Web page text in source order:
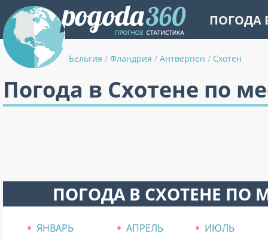
ПОГОДА
Бельгия / Фландрия / Антверпен / Схотен
Погода в Схотене по
ПОГОДА В СХОТЕНЕ ПО
ЯНВАРЬ АПРЕЛЬ
ИЮЛЬ